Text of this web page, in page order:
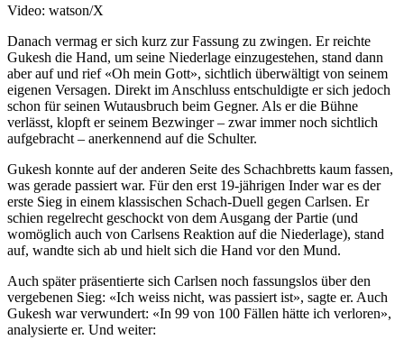
Video: watson/X
Danach vermag er sich kurz zur Fassung zu zwingen. Er reichte
Gukesh die Hand, um seine Niederlage einzugestehen, stand dann
aber auf und rief «Oh mein Gott», sichtlich überwältigt von seinem
eigenen Versagen. Direkt im Anschluss entschuldigte er sich jedoch
schon für seinen Wutausbruch beim Gegner. Als er die Bühne
verlässt, klopft er seinem Bezwinger – zwar immer noch sichtlich
aufgebracht – anerkennend auf die Schulter.
Gukesh konnte auf der anderen Seite des Schachbretts kaum fassen,
was gerade passiert war. Für den erst 19-jährigen Inder war es der
erste Sieg in einem klassischen Schach-Duell gegen Carlsen. Er
schien regelrecht geschockt von dem Ausgang der Partie (und
womöglich auch von Carlsens Reaktion auf die Niederlage), stand
auf, wandte sich ab und hielt sich die Hand vor den Mund.
Auch später präsentierte sich Carlsen noch fassungslos über den
vergebenen Sieg: «Ich weiss nicht, was passiert ist», sagte er. Auch
Gukesh war verwundert: «In 99 von 100 Fällen hätte ich verloren»,
analysierte er. Und weiter: